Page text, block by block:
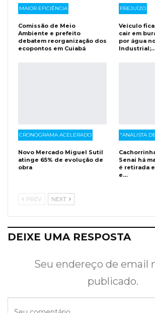
MAIOR EFICIÊNCIA
Comissão de Meio
Ambiente e prefeito
debatem reorganização dos
ecopontos em Cuiabá
PREJUÍZO
Veículo
cair em
por água
CRONOGRAMA ACELERADO
Novo Mercado Miguel Sutil
atinge 65% de evolução de
obra
"ANALISTA
Senai há
é retirada
e…
PREV NEXT
DEIXE UMA RESPOSTA
Seu endereço de email
publicado.